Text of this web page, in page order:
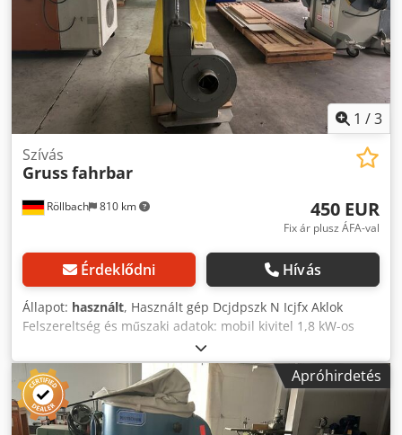
1 /3
Röllbach 810 km
Szívás
Grussfahrbar
450 EUR
Fix ár plusz ÁFA-val
Érdeklődni Hívás
Állapot: használt, Használt gép Dcjdpszk N Icjfx Aklok
Felszereltség és műszaki adatok: mobil kivitel 1,8 kW-os
motor elszívócsonk 160 mm Elérhetőség: rövid határidővel
Raktárhely: 63934 Röllbach
Apróhirdetés